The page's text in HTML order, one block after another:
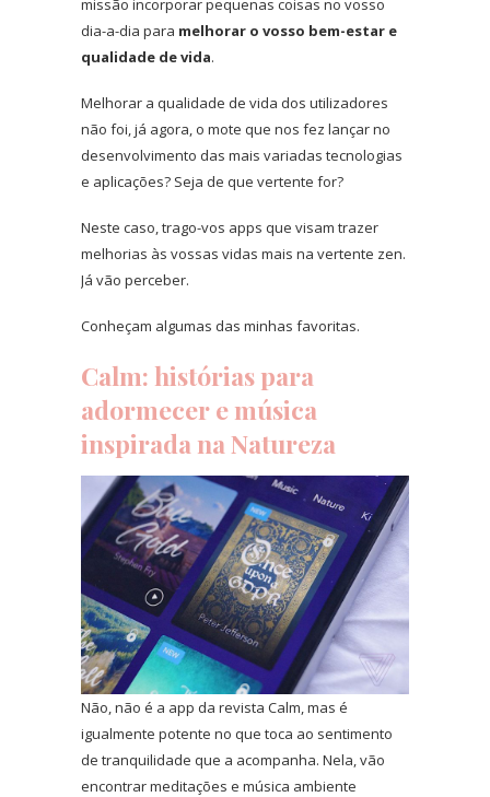
missão incorporar pequenas coisas no vosso
dia-a-dia para melhorar o vosso bem-estar e
qualidade de vida.
Melhorar a qualidade de vida dos utilizadores
não foi, já agora, o mote que nos fez lançar no
desenvolvimento das mais variadas tecnologias
e aplicações? Seja de que vertente for?
Neste caso, trago-vos apps que visam trazer
melhorias às vossas vidas mais na vertente zen.
Já vão perceber.
Conheçam algumas das minhas favoritas.
Calm: histórias para
adormecer e música
inspirada na Natureza
Não, não é a app da revista Calm, mas é
igualmente potente no que toca ao sentimento
de tranquilidade que a acompanha. Nela, vão
encontrar meditações e música ambiente